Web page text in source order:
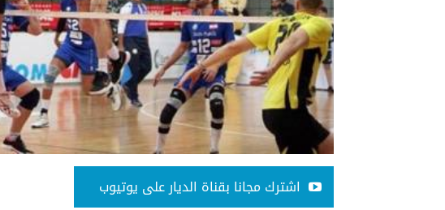
اشترك مجانا بقناة الديار على يوتيوب